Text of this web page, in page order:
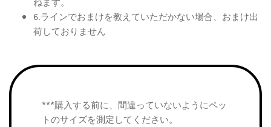
6.ラインでおまけを教えていただかない場合、おまけ出
荷しておりません
***購入する前に、間違っていないようにペッ
トのサイズを測定してください。